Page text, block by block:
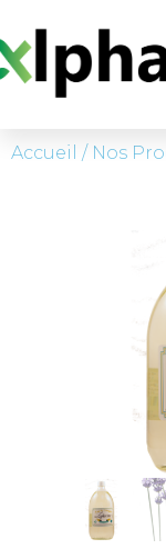
Accueil / Nos